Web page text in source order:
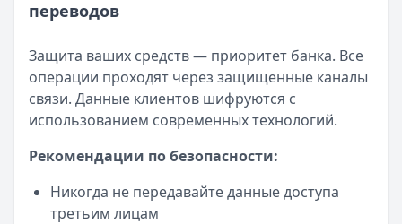
переводов
Защита ваших средств — приоритет банка. Все
операции проходят через защищенные каналы
связи. Данные клиентов шифруются с
использованием современных технологий.
Рекомендации по безопасности:
Никогда не передавайте данные доступа
третьим лицам